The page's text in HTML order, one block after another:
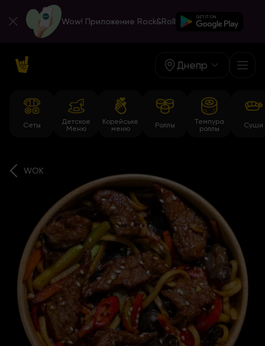
Wow! Приложение Rock&Roll
Днепр
Сеты
Детское
Меню
Корейське
меню
Роллы
Темпура
роллы
Суши
WOK